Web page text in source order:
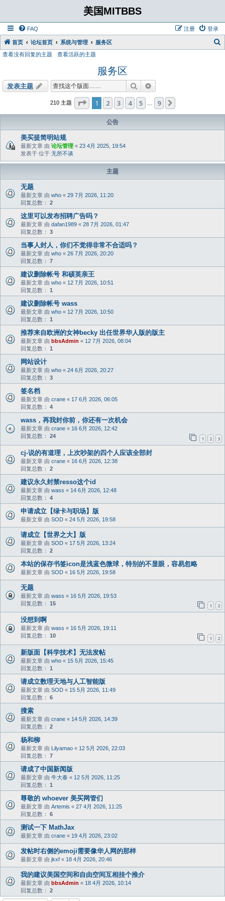
美国MITBBS
FAQ 登录
注册
首页 论坛首页 系统与管理 服务区
查看没有回复的主题 查看活跃的主题
服务区
发表主题 搜索
210 主题 分页：1 9
1 2 3 4 5 9
公告
美买提简明站规
最新文章 由 论坛管理 « 23 4月 2025, 19:54
发表于 位于 无所不谈
主题
无题
最新文章 由 who « 29 7月 2026, 11:20
回复总数： 2
这里可以发布招聘广告吗？
最新文章 由 dafan1989 « 28 7月 2026, 01:47
回复总数： 3
当事人封人，你们不觉得非常不合适吗？
最新文章 由 who « 26 7月 2026, 20:20
回复总数： 7
建议删除帐号 和硕英亲王
最新文章 由 who « 12 7月 2026, 10:51
回复总数： 1
建议删除帐号 wass
最新文章 由 who « 12 7月 2026, 10:50
回复总数： 1
推荐来自欧洲的女神becky 出任世界华人版的版主
最新文章 由 bbsAdmin « 12 7月 2026, 08:04
回复总数： 1
网站设计
最新文章 由 who « 24 6月 2026, 20:27
回复总数： 3
签名档
最新文章 由 crane « 17 6月 2026, 06:05
回复总数： 4
wass，再我封你前，你还有一次机会
最新文章 由 crane « 16 6月 2026, 12:42
回复总数： 24 1 2 3
cj-说的有道理，上次吵架的四个人应该全部封
最新文章 由 crane « 16 6月 2026, 12:38
回复总数： 2
建议永久封禁resso这个id
最新文章 由 wass « 14 6月 2026, 12:48
回复总数： 4
申请成立【绿卡与职场】版
最新文章 由 SOD « 24 5月 2026, 19:58
请成立【世界之大】版
最新文章 由 SOD « 17 5月 2026, 13:24
回复总数： 2
本站的保存书签icon是浅蓝色微球，特别的不显眼，容易忽略
最新文章 由 SOD « 16 5月 2026, 19:58
无题
最新文章 由 wass « 16 5月 2026, 19:53
回复总数： 15 1 2
没想到啊
最新文章 由 wass « 16 5月 2026, 19:11
回复总数： 10 1 2
新版面【科学技术】无法发帖
最新文章 由 who « 15 5月 2026, 15:45
回复总数： 1
请成立数理天地与人工智能版
最新文章 由 SOD « 15 5月 2026, 11:49
回复总数： 6
搜索
最新文章 由 crane « 14 5月 2026, 14:39
回复总数： 2
杨和柳
最新文章 由 Lilyamao « 12 5月 2026, 22:03
回复总数： 7
请成了中国新闻版
最新文章 由 牛大春 « 12 5月 2026, 11:25
回复总数： 1
尊敬的 whoever 美买网管们
最新文章 由 Artemis « 27 4月 2026, 11:25
回复总数： 6
测试一下 MathJax
最新文章 由 crane « 19 4月 2026, 23:02
发帖时右侧的emoji需要像华人网的那样
最新文章 由 jkxf « 18 4月 2026, 20:46
我的建议美国空间和自由空间互相挂个推介
最新文章 由 bbsAdmin « 18 4月 2026, 10:14
回复总数： 2